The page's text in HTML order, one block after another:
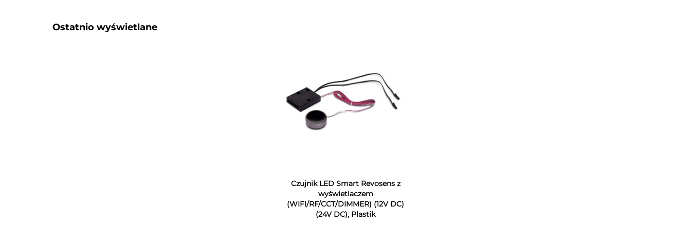
Ostatnio wyświetlane​
Czujnik LED Smart Revosens z
wyświetlaczem
(WIFI/RF/CCT/DIMMER) (12V DC)
(24V DC), Plastik